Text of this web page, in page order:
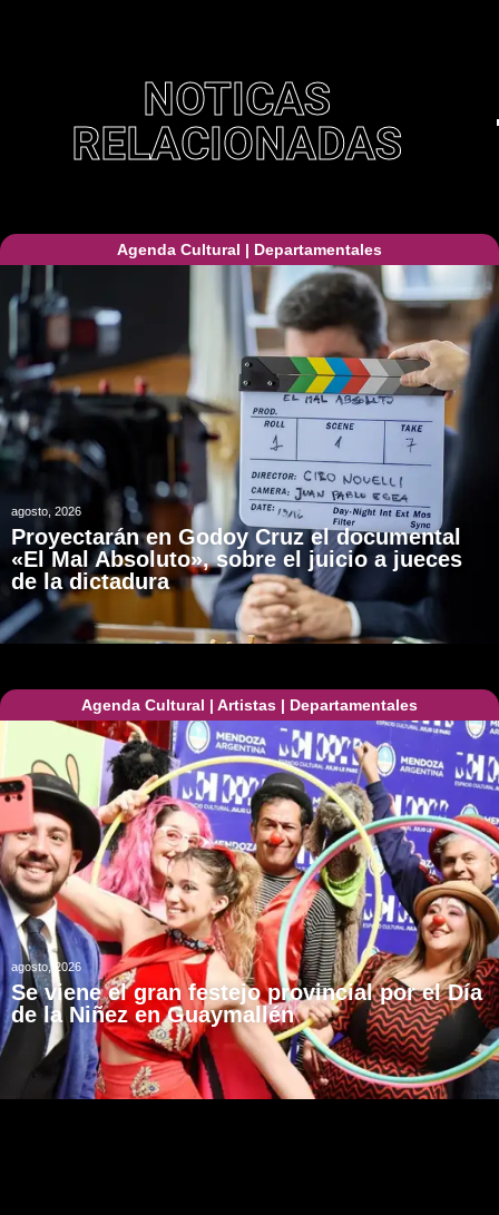
NOTICAS
RELACIONADAS
Agenda Cultural | Departamentales
agosto, 2026
Proyectarán en Godoy Cruz el documental
«El Mal Absoluto», sobre el juicio a jueces
de la dictadura
Agenda Cultural | Artistas | Departamentales
agosto, 2026
Se viene el gran festejo provincial por el Día
de la Niñez en Guaymallén